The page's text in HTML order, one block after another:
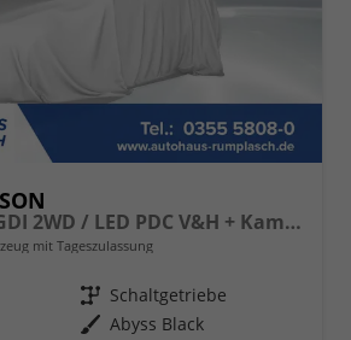
Comfort 1.6 T-GDI 2WD / LED PDC V&H + Kamera Sitz Lenkradheizung Alu 18"
mit Tageszulassung
Getriebe Schaltgetriebe
Außenfarbe Abyss Black